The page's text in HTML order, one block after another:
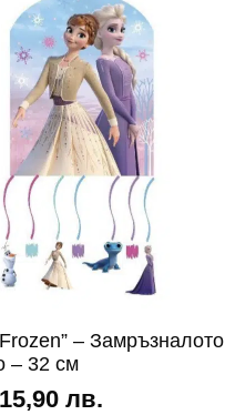
– Замръзналото
– 32 см
лв.